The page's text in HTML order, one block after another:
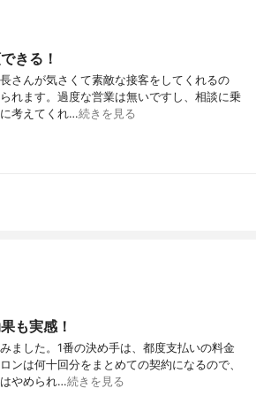
きる！
さんが気さくて素敵な接客をしてくれるの
れます。過度な営業は無いですし、相談に乗
考えてくれ…続きを見る
も実感！
ました。1番の決め手は、都度支払いの料金
ンは何十回分をまとめての契約になるので、
やめられ…続きを見る